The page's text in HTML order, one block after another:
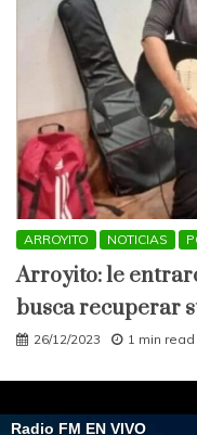
ARROYITO NOTICIAS
Arroyito: le
busca recuperar
26/12/2023 1 min read
All